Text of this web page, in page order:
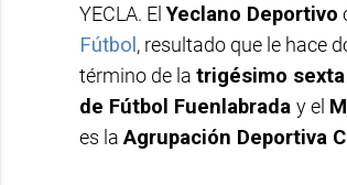
YECLA. ElYeclano Deportivo
Fútbol , resultado que le hace
término de la trigésimo sexta
de Fútbol Fuenlabrada y el
es la Agrupación Deportiva